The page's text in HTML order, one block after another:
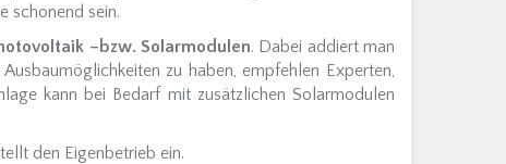
schonend sein.
–bzw. Solarmodulen. Dabei addiert man
zu haben, empfehlen Experten,
kann bei Bedarf mit zusätzlichen Solarmodulen
den Eigenbetrieb ein.